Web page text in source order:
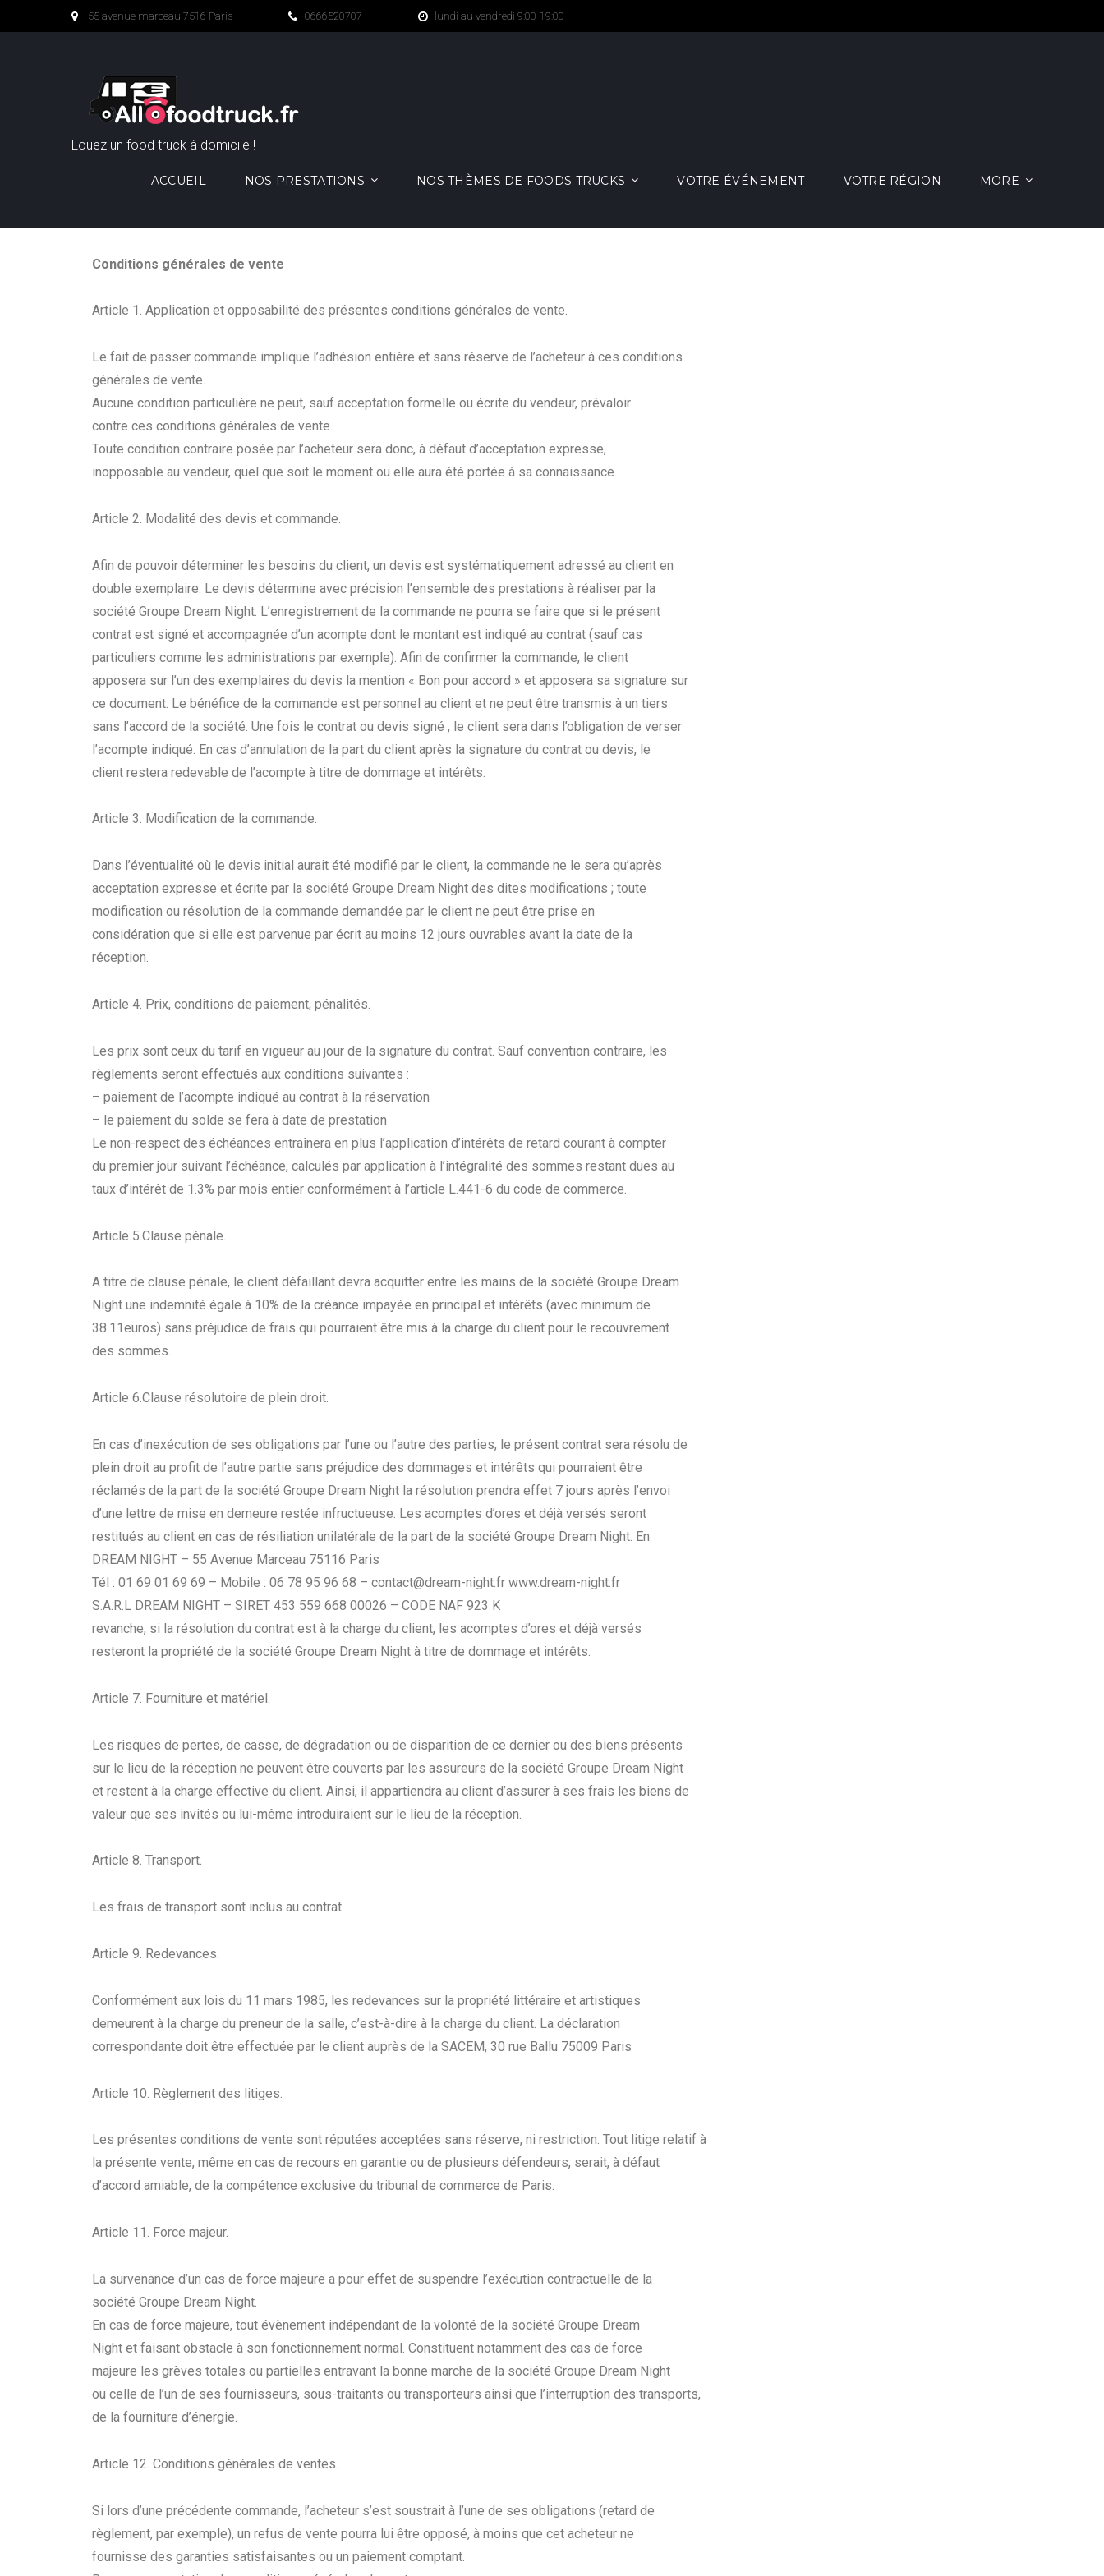
55 avenue marceau 7516 Paris 0666520707 lundi au vendredi 9:00-19:00
Louez un food truck à domicile !
ACCUEIL NOS PRESTATIONS NOS THÈMES DE FOODS TRUCKS VOTRE ÉVÉNEMENT VOTRE RÉGION MORE
Conditions générales de vente
Article 1. Application et opposabilité des présentes conditions générales de vente.
Le fait de passer commande implique l’adhésion entière et sans réserve de l’acheteur à ces conditions
générales de vente.
Aucune condition particulière ne peut, sauf acceptation formelle ou écrite du vendeur, prévaloir
contre ces conditions générales de vente.
Toute condition contraire posée par l’acheteur sera donc, à défaut d’acceptation expresse,
inopposable au vendeur, quel que soit le moment ou elle aura été portée à sa connaissance.
Article 2. Modalité des devis et commande.
Afin de pouvoir déterminer les besoins du client, un devis est systématiquement adressé au client en
double exemplaire. Le devis détermine avec précision l’ensemble des prestations à réaliser par la
société Groupe Dream Night. L’enregistrement de la commande ne pourra se faire que si le présent
contrat est signé et accompagnée d’un acompte dont le montant est indiqué au contrat (sauf cas
particuliers comme les administrations par exemple). Afin de confirmer la commande, le client
apposera sur l’un des exemplaires du devis la mention « Bon pour accord » et apposera sa signature sur
ce document. Le bénéfice de la commande est personnel au client et ne peut être transmis à un tiers
sans l’accord de la société. Une fois le contrat ou devis signé , le client sera dans l’obligation de verser
l’acompte indiqué. En cas d’annulation de la part du client après la signature du contrat ou devis, le
client restera redevable de l’acompte à titre de dommage et intérêts.
Article 3. Modification de la commande.
Dans l’éventualité où le devis initial aurait été modifié par le client, la commande ne le sera qu’après
acceptation expresse et écrite par la société Groupe Dream Night des dites modifications ; toute
modification ou résolution de la commande demandée par le client ne peut être prise en
considération que si elle est parvenue par écrit au moins 12 jours ouvrables avant la date de la
réception.
Article 4. Prix, conditions de paiement, pénalités.
Les prix sont ceux du tarif en vigueur au jour de la signature du contrat. Sauf convention contraire, les
règlements seront effectués aux conditions suivantes :
– paiement de l’acompte indiqué au contrat à la réservation
– le paiement du solde se fera à date de prestation
Le non-respect des échéances entraînera en plus l’application d’intérêts de retard courant à compter
du premier jour suivant l’échéance, calculés par application à l’intégralité des sommes restant dues au
taux d’intérêt de 1.3% par mois entier conformément à l’article L.441-6 du code de commerce.
Article 5.Clause pénale.
A titre de clause pénale, le client défaillant devra acquitter entre les mains de la société Groupe Dream
Night une indemnité égale à 10% de la créance impayée en principal et intérêts (avec minimum de
38.11euros) sans préjudice de frais qui pourraient être mis à la charge du client pour le recouvrement
des sommes.
Article 6.Clause résolutoire de plein droit.
En cas d’inexécution de ses obligations par l’une ou l’autre des parties, le présent contrat sera résolu de
plein droit au profit de l’autre partie sans préjudice des dommages et intérêts qui pourraient être
réclamés de la part de la société Groupe Dream Night la résolution prendra effet 7 jours après l’envoi
d’une lettre de mise en demeure restée infructueuse. Les acomptes d’ores et déjà versés seront
restitués au client en cas de résiliation unilatérale de la part de la société Groupe Dream Night. En
DREAM NIGHT – 55 Avenue Marceau 75116 Paris
Tél : 01 69 01 69 69 – Mobile : 06 78 95 96 68 – contact@dream-night.fr www.dream-night.fr
S.A.R.L DREAM NIGHT – SIRET 453 559 668 00026 – CODE NAF 923 K
revanche, si la résolution du contrat est à la charge du client, les acomptes d’ores et déjà versés
resteront la propriété de la société Groupe Dream Night à titre de dommage et intérêts.
Article 7. Fourniture et matériel.
Les risques de pertes, de casse, de dégradation ou de disparition de ce dernier ou des biens présents
sur le lieu de la réception ne peuvent être couverts par les assureurs de la société Groupe Dream Night
et restent à la charge effective du client. Ainsi, il appartiendra au client d’assurer à ses frais les biens de
valeur que ses invités ou lui-même introduiraient sur le lieu de la réception.
Article 8. Transport.
Les frais de transport sont inclus au contrat.
Article 9. Redevances.
Conformément aux lois du 11 mars 1985, les redevances sur la propriété littéraire et artistiques
demeurent à la charge du preneur de la salle, c’est-à-dire à la charge du client. La déclaration
correspondante doit être effectuée par le client auprès de la SACEM, 30 rue Ballu 75009 Paris
Article 10. Règlement des litiges.
Les présentes conditions de vente sont réputées acceptées sans réserve, ni restriction. Tout litige relatif à
la présente vente, même en cas de recours en garantie ou de plusieurs défendeurs, serait, à défaut
d’accord amiable, de la compétence exclusive du tribunal de commerce de Paris.
Article 11. Force majeur.
La survenance d’un cas de force majeure a pour effet de suspendre l’exécution contractuelle de la
société Groupe Dream Night.
En cas de force majeure, tout évènement indépendant de la volonté de la société Groupe Dream
Night et faisant obstacle à son fonctionnement normal. Constituent notamment des cas de force
majeure les grèves totales ou partielles entravant la bonne marche de la société Groupe Dream Night
ou celle de l’un de ses fournisseurs, sous-traitants ou transporteurs ainsi que l’interruption des transports,
de la fourniture d’énergie.
Article 12. Conditions générales de ventes.
Si lors d’une précédente commande, l’acheteur s’est soustrait à l’une de ses obligations (retard de
règlement, par exemple), un refus de vente pourra lui être opposé, à moins que cet acheteur ne
fournisse des garanties satisfaisantes ou un paiement comptant.